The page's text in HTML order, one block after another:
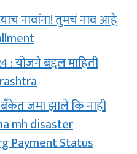
नावांना! तुमचं नाव आहे
: योजने बद्दल माहिती
जमा झाले कि नाही
mh disaster
Payment Status